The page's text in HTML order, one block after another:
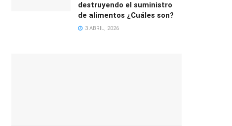
destruyendo el suministro
de alimentos ¿Cuáles son?
3 ABRIL, 2026